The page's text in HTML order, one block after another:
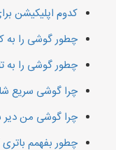
کدوم اپلیکیشن
چطور گوشی را به
چطور گوشی را به
چرا گوشی سریع
چرا گوشی من دیر
چطور بفهمم